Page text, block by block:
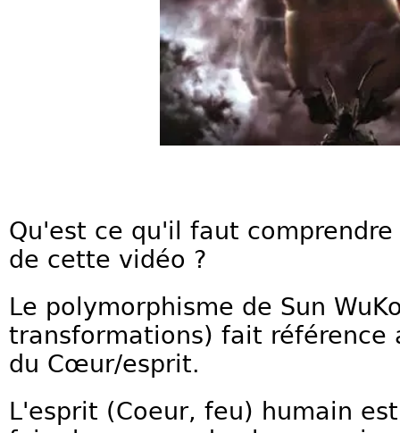
Qu'est ce qu'il faut
de cette vidéo ?
Le polymorphisme de Sun
transformations) fait référence
du Cœur/esprit.
L'esprit (Coeur, feu) humain